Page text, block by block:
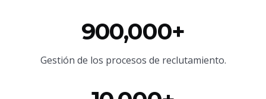
900,000+
Gestión de los procesos de reclutamiento.